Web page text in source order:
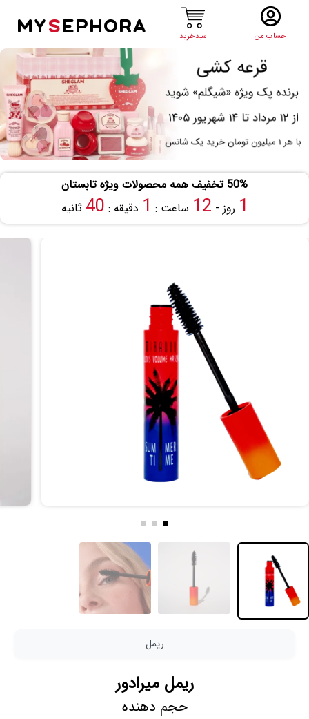
حساب من سبدخرید
MYSEPHORA
50% تخفیف همه محصولات ویژه تابستان
1 روز - 12 ساعت : 1 دقیقه : 40 ثانیه
ریمل
ریمل میرادور
حجم دهنده